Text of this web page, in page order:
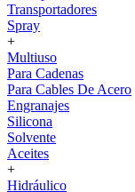
Transportadores
Spray
+
Multiuso
Para Cadenas
Para Cables De Acero
Engranajes
Silicona
Solvente
Aceites
+
Hidráulico